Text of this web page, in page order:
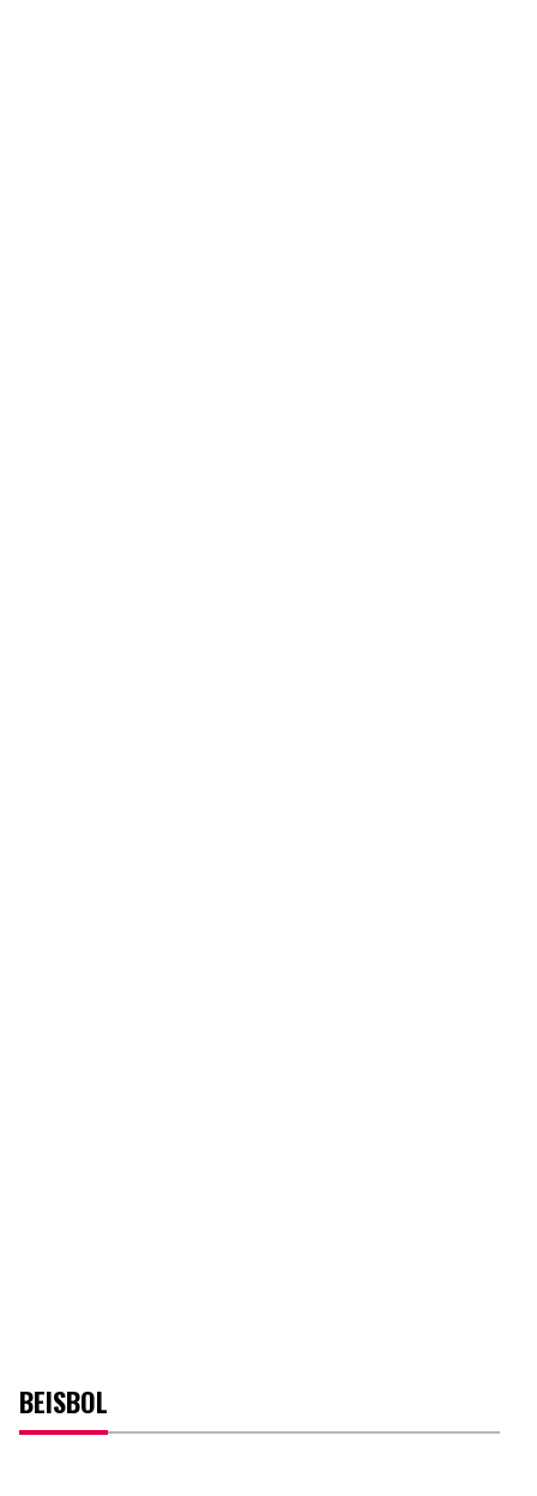
BEISBOL